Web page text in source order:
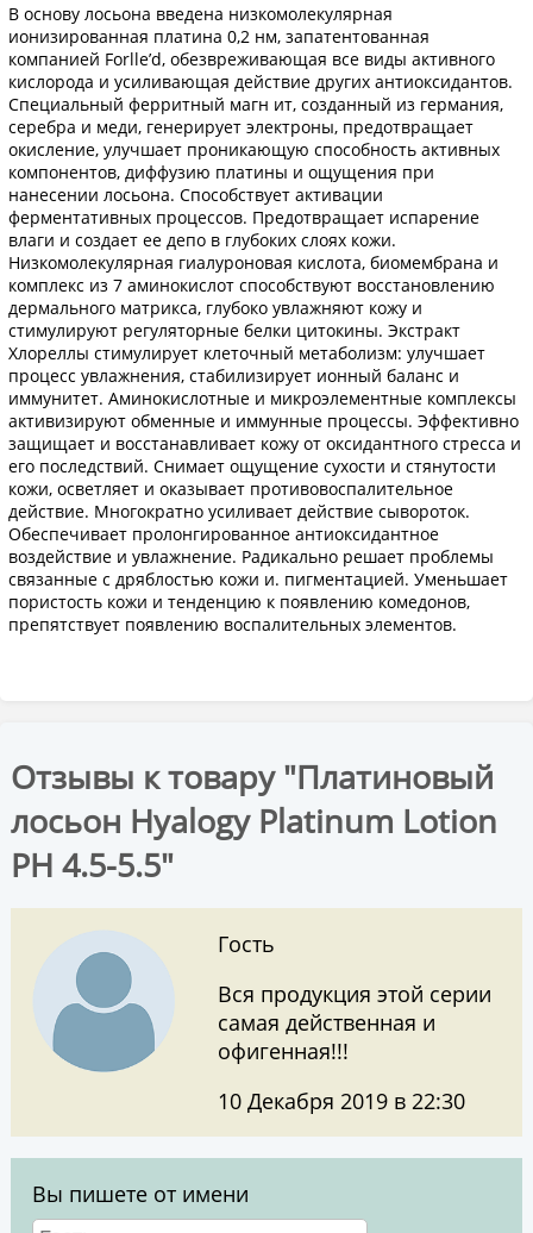
В основу лосьона введена низкомолекулярная
ионизированная платина 0,2 нм, запатентованная
компанией Forlle’d, обезвреживающая все виды активного
кислорода и усиливающая действие других антиоксидантов.
Специальный ферритный магн ит, созданный из германия,
серебра и меди, генерирует электроны, предотвращает
окисление, улучшает проникающую способность активных
компонентов, диффузию платины и ощущения при
нанесении лосьона. Способствует активации
ферментативных процессов. Предотвращает испарение
влаги и создает ее депо в глубоких слоях кожи.
Низкомолекулярная гиалуроновая кислота, биомембрана и
комплекс из 7 аминокислот способствуют восстановлению
дермального матрикса, глубоко увлажняют кожу и
стимулируют регуляторные белки цитокины. Экстракт
Хлореллы стимулирует клеточный метаболизм: улучшает
процесс увлажнения, стабилизирует ионный баланс и
иммунитет. Аминокислотные и микроэлементные комплексы
активизируют обменные и иммунные процессы. Эффективно
защищает и восстанавливает кожу от оксидантного стресса и
его последствий. Снимает ощущение сухости и стянутости
кожи, осветляет и оказывает противовоспалительное
действие. Многократно усиливает действие сывороток.
Обеспечивает пролонгированное антиоксидантное
воздействие и увлажнение. Радикально решает проблемы
связанные с дряблостью кожи и. пигментацией. Уменьшает
пористость кожи и тенденцию к появлению комедонов,
препятствует появлению воспалительных элементов.
Отзывы к товару "Платиновый
лосьон Hyalogy Platinum Lotion
РН 4.5-5.5"
Гость
Вся продукция этой серии
самая действенная и
офигенная!!!
10 Декабря 2019 в 22:30
Вы пишете от имени